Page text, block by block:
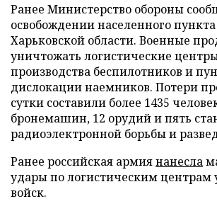
Ранее Министерство обороны
освобождении населенного
Харьковской области. Военные
уничтожать логистические
производства беспилотников и
дислокации наемников. Потери
сутки составили более 1435
бронемашин, 12 орудий и пять
радиоэлектронной борьбы и
Ранее российская армиянанесла
удары по логистическим центрам
войск.